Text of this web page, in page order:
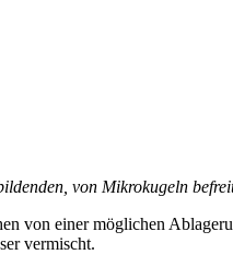
von Mikrokugeln
von einer möglichen
vermischt.